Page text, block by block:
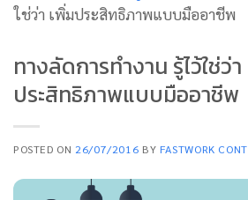
ใช่ว่า เพิ่มประสิทธิภาพแบบมืออาชีพ
ทางลัดการทำงาน รู้ไว้ใช่ว่
ประสิทธิภาพแบบมืออาชีพ
POSTED ON 26/07/2016 BY FASTWORK